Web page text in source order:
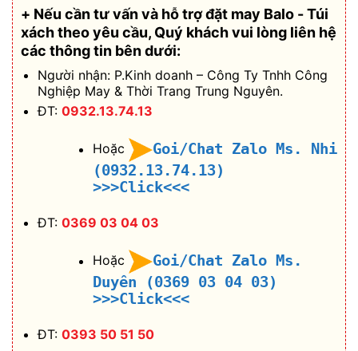
+ Nếu cần tư vấn và hỗ trợđặt may Balo - Túi
xách theo yêu cầu, Quý khách vui lòng liên hệ
các thông tin bên dưới:
Người nhận: P.Kinh doanh – Công Ty Tnhh Công
Nghiệp May & Thời Trang Trung Nguyên.
ĐT: 0932.13.74.13
Hoặc
Goi/Chat Zalo Ms. Nhi
(0932.13.74.13)
>>>Click<<<
ĐT: 0369 03 04 03
Hoặc
Goi/Chat Zalo Ms.
Duyên (0369 03 04 03)
>>>Click<<<
ĐT: 0393 50 51 50